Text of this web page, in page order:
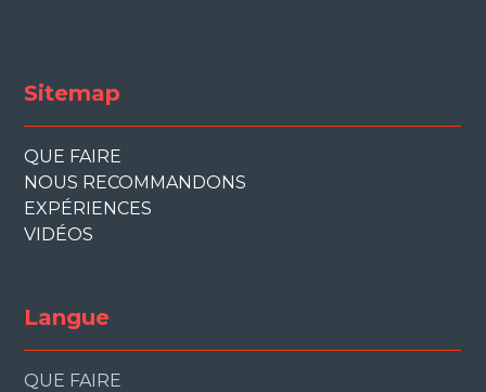
Sitemap
QUE FAIRE
NOUS RECOMMANDONS
EXPÉRIENCES
VIDÉOS
Langue
QUE FAIRE